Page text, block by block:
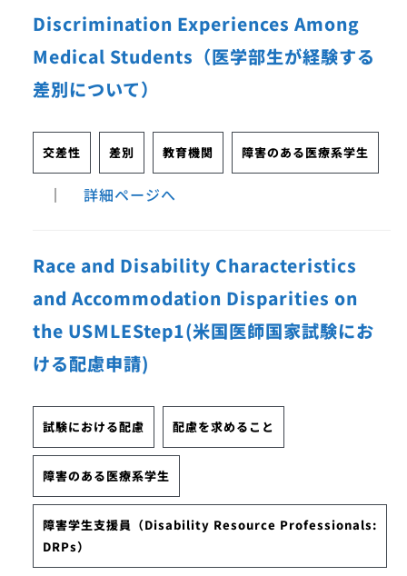
Discrimination Experiences Among
Medical Students（医学部生が経験する
差別について）
交差性 差別 教育機関 障害のある医療系学生
｜ 詳細ページへ
Race and Disability Characteristics
and Accommodation Disparities on
the USMLEStep1(米国医師国家試験にお
ける配慮申請)
試験における配慮 配慮を求めること
障害のある医療系学生
障害学生支援員（Disability Resource Professionals:
DRPs）